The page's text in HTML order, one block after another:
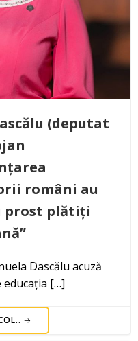
(deputat
români au
prost plătiți
Dascălu acuză
educația […]